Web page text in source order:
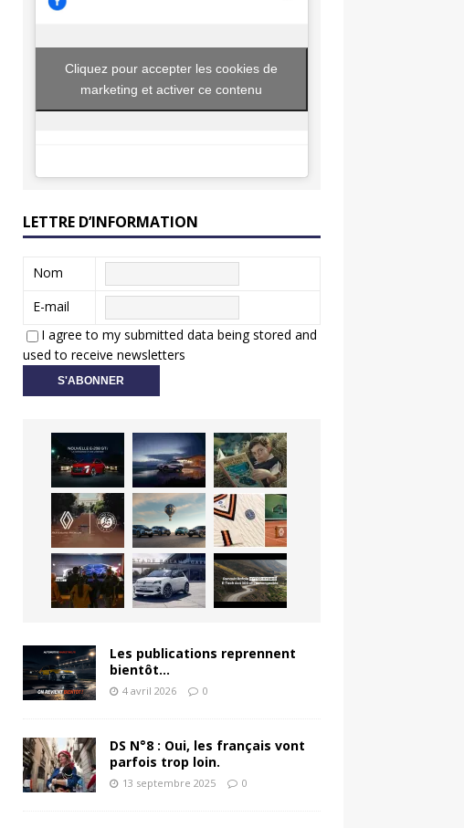
Cliquez pour accepter les cookies de
marketing et activer ce contenu
LETTRE D’INFORMATION
Nom
E-mail
I agree to my submitted data being stored and
used to receive newsletters
Les publications reprennent
bientôt…
4 avril 2026 0
DS N°8 : Oui, les français vont
parfois trop loin.
13 septembre 2025 0